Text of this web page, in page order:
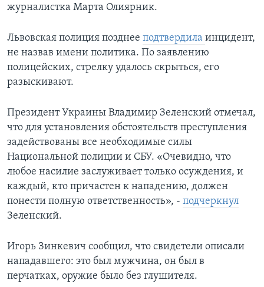
журналистка Марта Олиярник.
Львовская полиция позднее подтвердила инцидент,
не назвав имени политика. По заявлению
полицейских, стрелку удалось скрыться, его
разыскивают.
Президент Украины Владимир Зеленский отмечал,
что для установления обстоятельств преступления
задействованы все необходимые силы
Национальной полиции и СБУ. «Очевидно, что
любое насилие заслуживает только осуждения, и
каждый, кто причастен к нападению, должен
понести полную ответственность», - подчеркнул
Зеленский.
Игорь Зинкевич сообщил, что свидетели описали
нападавшего: это был мужчина, он был в
перчатках, оружие было без глушителя.